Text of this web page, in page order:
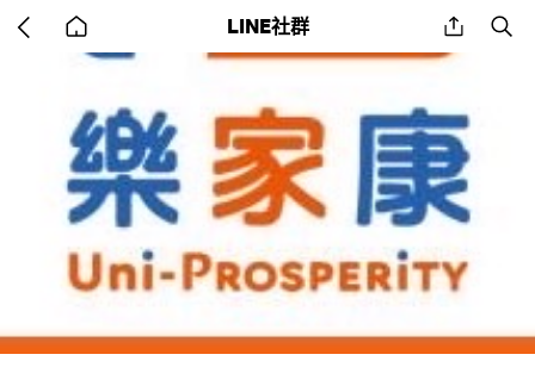
back
to
LINE社群 share